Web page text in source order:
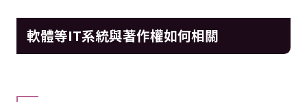
軟體等IT系統與著作權如何相關